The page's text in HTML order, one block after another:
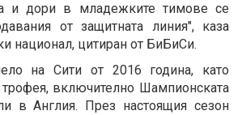
и дори в младежките тимове се
от защитната линия", каза
национал, цитиран от БиБиСи.
на Сити от 2016 година, като
включително Шампионската
в Англия. През настоящия сезон